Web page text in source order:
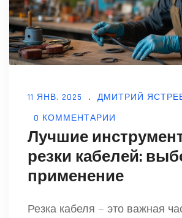
11 ЯНВ, 2025
ДМИТРИЙ
0 КОММЕНТАРИИ
Лучшие
резки кабелей:
применение
Резка кабеля — это важная